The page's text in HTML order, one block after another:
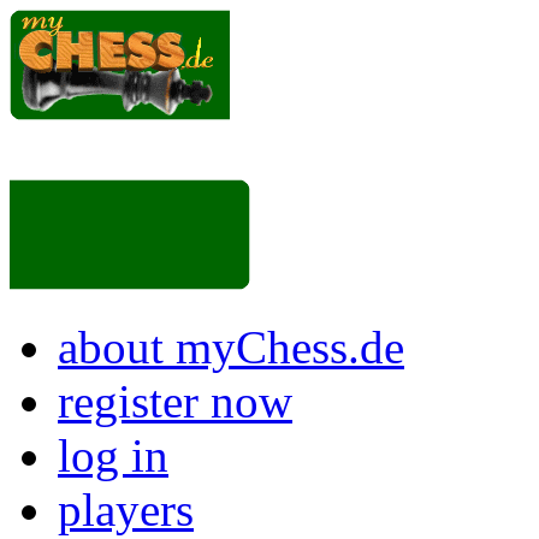
about myChess.de
register now
log in
players